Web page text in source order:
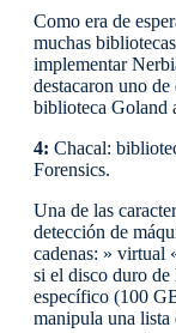
Como era de
muchas
implementar
destacaron uno de
biblioteca Goland
4: Chacal:
Forensics.
Una de las
detección de
cadenas: » virtual
si el disco duro de
específico (100
manipula una lista